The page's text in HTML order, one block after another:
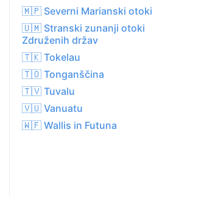
🇲🇵 Severni Marianski otoki
🇺🇲 Stranski zunanji otoki
Združenih držav
🇹🇰 Tokelau
🇹🇴 Tonganščina
🇹🇻 Tuvalu
🇻🇺 Vanuatu
🇼🇫 Wallis in Futuna